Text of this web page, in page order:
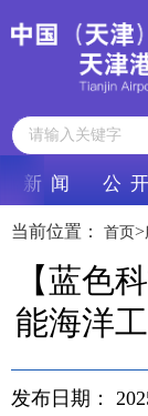
新 闻 公 开
当前位置： 首页>
【蓝色
能海洋
发布日期：